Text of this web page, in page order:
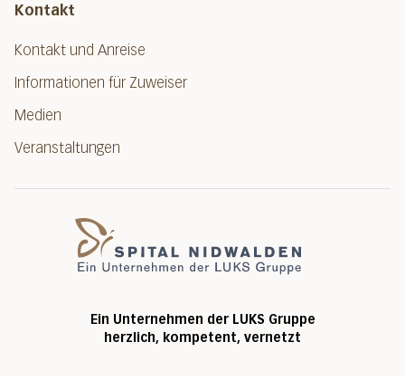
Kontakt
Kontakt und Anreise
Informationen für Zuweiser
Medien
Veranstaltungen
Ein Unternehmen der LUKS Gruppe
herzlich, kompetent, vernetzt